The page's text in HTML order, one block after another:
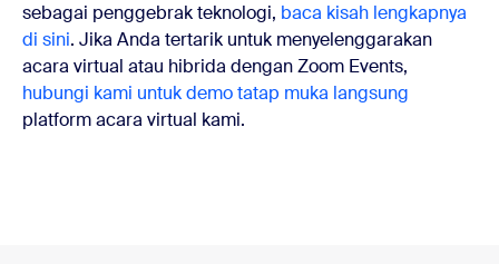
sebagai penggebrak teknologi, baca kisah lengkapnya
di sini. Jika Anda tertarik untuk menyelenggarakan
acara virtual atau hibrida dengan Zoom Events,
hubungi kami untuk demo tatap muka langsung
platform acara virtual kami.